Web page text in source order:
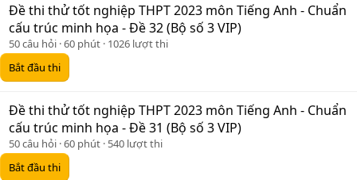
Đề thi thử tốt nghiệp THPT 2023 môn Tiếng Anh - Chuẩn
cấu trúc minh họa - Đề 32 (Bộ số 3 VIP)
50 câu hỏi 60 phút 1026 lượt thi
Bắt đầu thi
Đề thi thử tốt nghiệp THPT 2023 môn Tiếng Anh - Chuẩn
cấu trúc minh họa - Đề 31 (Bộ số 3 VIP)
50 câu hỏi 60 phút 540 lượt thi
Bắt đầu thi